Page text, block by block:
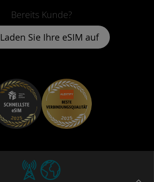
Bereits Kunde?
Laden Sie Ihre eSIM auf